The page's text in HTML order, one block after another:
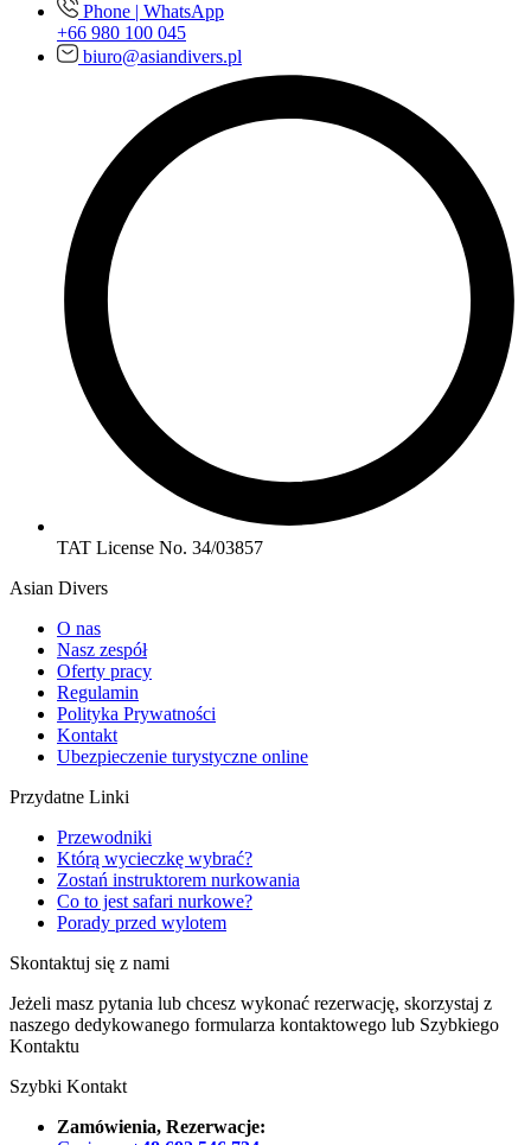
Phone | WhatsApp
+66 980 100 045
biuro@asiandivers.pl
TAT License No. 34/03857
Asian Divers
O nas
Nasz zespół
Oferty pracy
Regulamin
Polityka Prywatności
Kontakt
Ubezpieczenie turystyczne online
Przydatne Linki
Przewodniki
Którą wycieczkę wybrać?
Zostań instruktorem nurkowania
Co to jest safari nurkowe?
Porady przed wylotem
Skontaktuj się z nami
Jeżeli masz pytania lub chcesz wykonać rezerwację, skorzystaj z
naszego dedykowanego formularza kontaktowego lub Szybkiego
Kontaktu
Szybki Kontakt
Zamówienia, Rezerwacje: